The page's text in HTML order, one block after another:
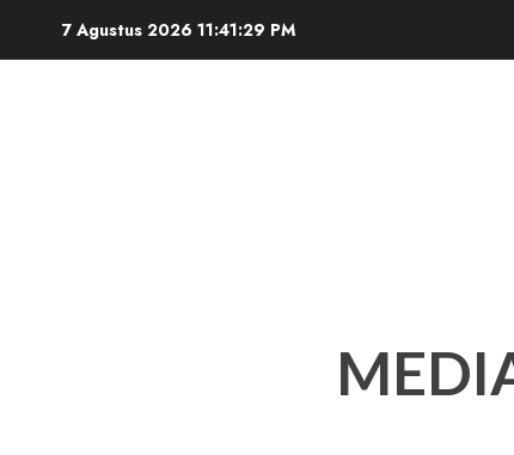
7 Agustus 2026 11:41:30 PM